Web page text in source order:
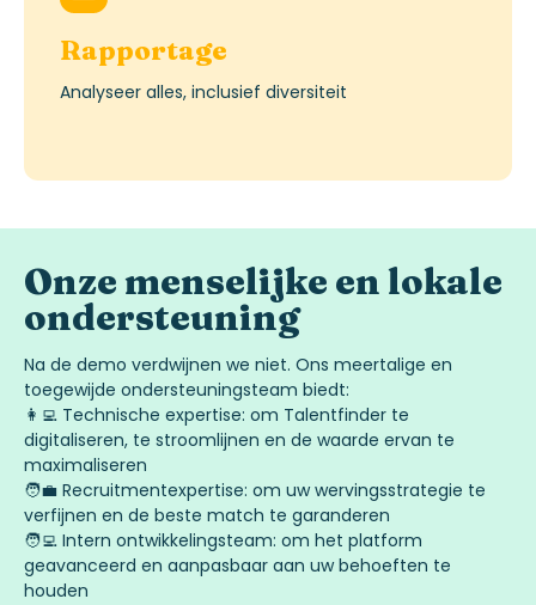
Rapportage
Analyseer alles, inclusief diversiteit
Onzemenselijke enlokale
ondersteuning
Na de demo verdwijnen we niet. Ons meertalige en
toegewijde ondersteuningsteam biedt:
👩 Technische expertise: om Talentfinder te
digitaliseren, te stroomlijnen en de waarde ervan te
maximaliseren
🧑 Recruitmentexpertise: om uw wervingsstrategie te
verfijnen en de beste match te garanderen
🧑 Intern ontwikkelingsteam: om het platform
geavanceerd en aanpasbaar aan uw behoeften te
houden